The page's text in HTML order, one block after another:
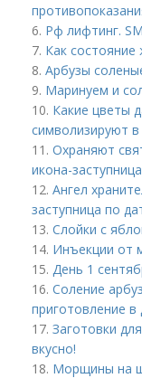
6. Рф лифтинг.
7. Как
8. Арбузы
9. Маринуем и
10. Какие цветы
символизируют
11. Охраняют
икона-
12. Ангел
заступница по
13. Слойки с
14. Инъекции от
15. День 1
16. Соление
приготовление
17. Заготовки
вкусно!
18. Морщины на